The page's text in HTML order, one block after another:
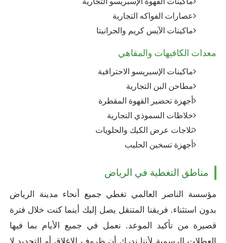
عصارات الفواكه التجارية
ماكينات الآيس كريم والجرانيتا
معدات الكافيهات والمقاهي
ماكينات الإسبريسو الاحترافية
مطاحن البن التجارية
أجهزة تحضير القهوة المقطرة
خلاطات السموذي التجارية
ثلاجات عرض الكيك والحلويات
أجهزة تسخين الحليب
مناطق التغطية في الرياض
مؤسسة الناصر العالمي تغطي جميع أنحاء مدينة الرياض
بدون استثناء. فريقنا المتنقل يصل إليك أينما كنت خلال فترة
قصيرة من تأكيد الموعد. نعمل في جميع الأيام بما فيها